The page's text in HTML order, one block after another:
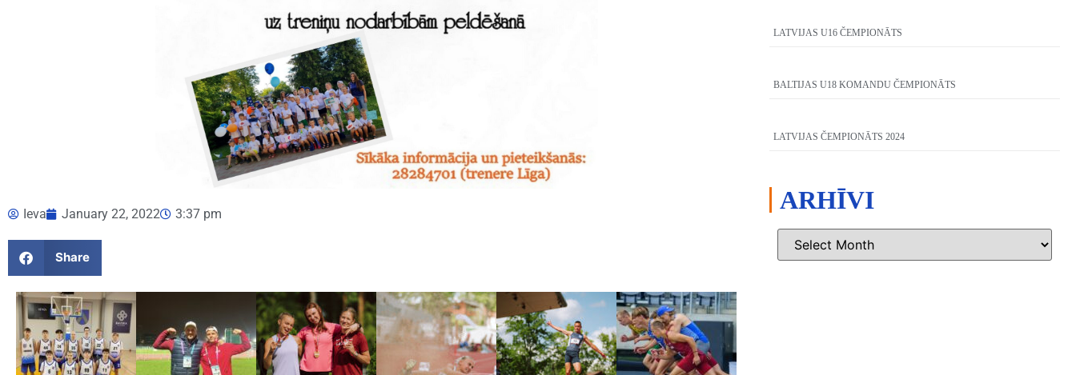
Ieva January 22, 2022 3:37 pm
Share
LATVIJAS U16 ČEMPIONĀTS
BALTIJAS U18 KOMANDU ČEMPIONĀTS
LATVIJAS ČEMPIONĀTS 2024
ARHĪVI